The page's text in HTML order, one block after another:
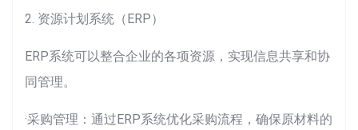
2. 资源计划系统（ERP）
ERP系统可以整合企业的各项资源，实现信息共享和协
同管理。
·采购管理：通过ERP系统优化采购流程，确保原材料的